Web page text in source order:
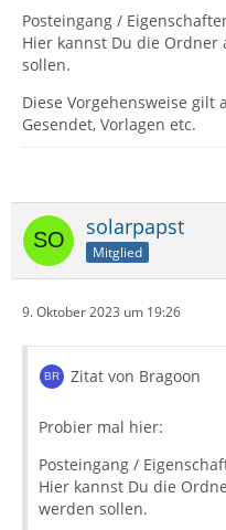
Posteingang /
Hier kannst Du die Ordner
sollen.
Diese Vorgehensweise
Gesendet, Vorlagen etc.
solarpapst
Mitglied
9. Oktober 2023 um 19:26
Zitat von Bragoon
Probier mal hier:
Posteingang /
Hier kannst Du die
werden sollen.